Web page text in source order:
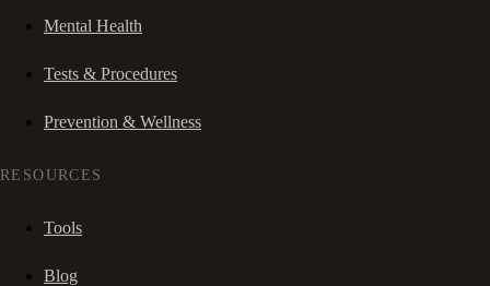
Mental Health
Tests & Procedures
Prevention & Wellness
RESOURCES
Tools
Blog